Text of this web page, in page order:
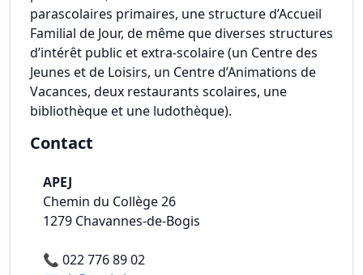
parascolaires primaires, une structure d’Accueil
Familial de Jour, de même que diverses structures
d’intérêt public et extra-scolaire (un Centre des
Jeunes et de Loisirs, un Centre d’Animations de
Vacances, deux restaurants scolaires, une
bibliothèque et une ludothèque).
Contact
APEJ
Chemin du Collège 26
1279 Chavannes-de-Bogis
📞 022 776 89 02